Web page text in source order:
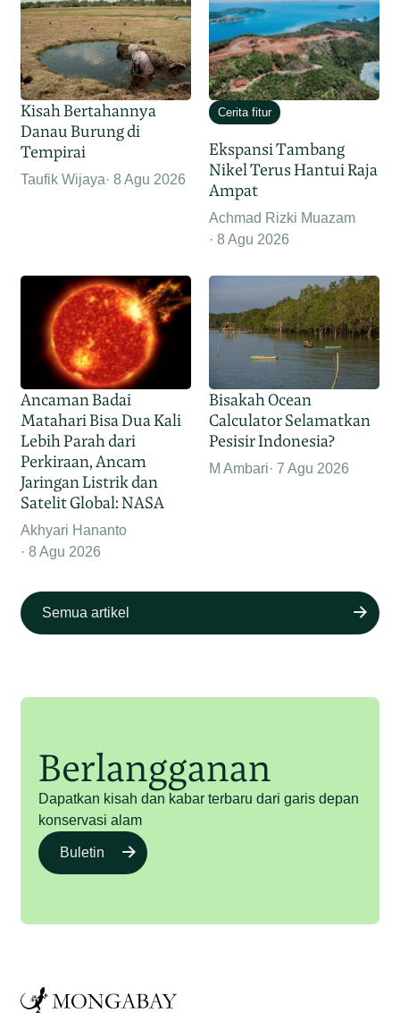
Kisah Bertahannya
Danau Burung di
Tempirai
Taufik Wijaya 8 Agu 2026
Cerita fitur
Ekspansi Tambang
Nikel Terus Hantui Raja
Ampat
Achmad Rizki Muazam
8 Agu 2026
Ancaman Badai
Matahari Bisa Dua Kali
Lebih Parah dari
Perkiraan, Ancam
Jaringan Listrik dan
Satelit Global: NASA
Akhyari Hananto
8 Agu 2026
Bisakah Ocean
Calculator Selamatkan
Pesisir Indonesia?
M Ambari 7 Agu 2026
Semua artikel
Berlangganan
Dapatkan kisah dan kabar terbaru dari garis depan
konservasi alam
Buletin